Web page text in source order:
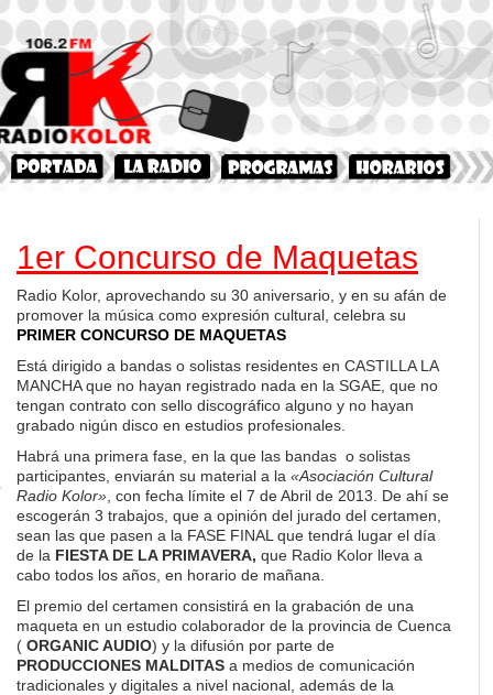
1er Concurso de Maquetas
Radio Kolor, aprovechando su 30 aniversario, y en su afán de
promover la música como expresión cultural, celebra su
PRIMER CONCURSO DE MAQUETAS
Está dirigido a bandas o solistas residentes en CASTILLA LA
MANCHA que no hayan registrado nada en la SGAE, que no
tengan contrato con sello discográfico alguno y no hayan
grabado nigún disco en estudios profesionales.
Habrá una primera fase, en la que las bandas o solistas
participantes, enviarán su material a la «Asociación Cultural
Radio Kolor» , con fecha límite el 7 de Abril de 2013. De ahí se
escogerán 3 trabajos, que a opinión del jurado del certamen,
sean las que pasen a la FASE FINAL que tendrá lugar el día
de la FIESTA DE LA PRIMAVERA, que Radio Kolor lleva a
cabo todos los años, en horario de mañana.
El premio del certamen consistirá en la grabación de una
maqueta en un estudio colaborador de la provincia de Cuenca
( ORGANIC AUDIO) y la difusión por parte de
PRODUCCIONES MALDITAS a medios de comunicación
tradicionales y digitales a nivel nacional, además de la